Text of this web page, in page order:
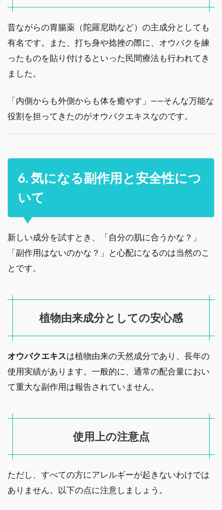
昔ながらの胃腸薬（陀羅尼助など）の主成分としても
有名です。また、打ち身や捻挫の際に、オウバクを練
ったものを貼り付けるといった民間療法も行われてき
ました。
「内側からも外側からも体を癒やす」——そんな万能な
役割を担ってきたのがオウバクエキスなのです。
6. 気になる副作用と安全性につ
いて
新しい成分を試すとき、「自分の肌に合うかな？」
「副作用はないのかな？」と心配になるのは当然のこ
とです。
植物由来成分としての安心感
オウバクエキスは植物由来の天然成分であり、長年の
使用実績があります。一般的に、通常の配合量におい
て重大な副作用は報告されていません。
使用上の注意点
ただし、すべての方にアレルギーが起きないわけでは
ありません。以下の点に注意しましょう。